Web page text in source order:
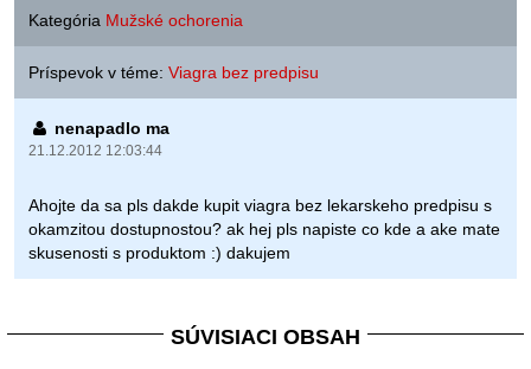
Kategória Mužské ochorenia
Príspevok v téme: Viagra bez predpisu
nenapadlo ma
21.12.2012 12:03:44
Ahojte da sa pls dakde kupit viagra bez lekarskeho predpisu s
okamzitou dostupnostou? ak hej pls napiste co kde a ake mate
skusenosti s produktom :) dakujem
SÚVISIACI OBSAH